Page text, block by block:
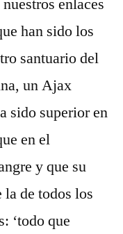
enlaces
han sido los
santuario del
un Ajax
sido superior en
en el
y que su
de todos los
‘todo que